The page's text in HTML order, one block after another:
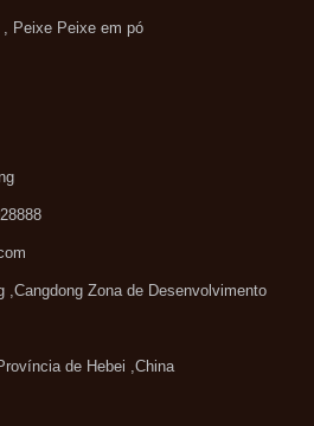
Peixe Peixe em pó
,Cangdong Zona de Desenvolvimento
de Hebei ,China